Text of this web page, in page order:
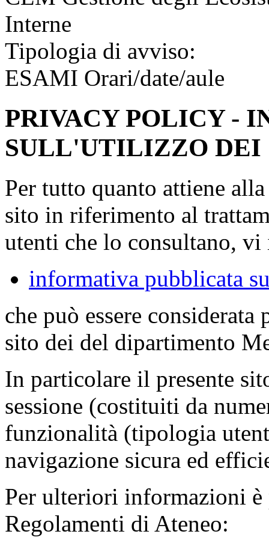
Interne
Tipologia di avviso:
ESAMI Orari/date/aule
PRIVACY POLICY -
SULL'UTILIZZO DEI
Per tutto quanto attiene
sito in riferimento al
utenti che lo consultano,
informativa pubblicata
che può essere
sito dei del dipartimento
In particolare il presente
sessione (costituiti da
funzionalità (tipologia
navigazione sicura ed
Per ulteriori informazioni è
Regolamenti di Ateneo: